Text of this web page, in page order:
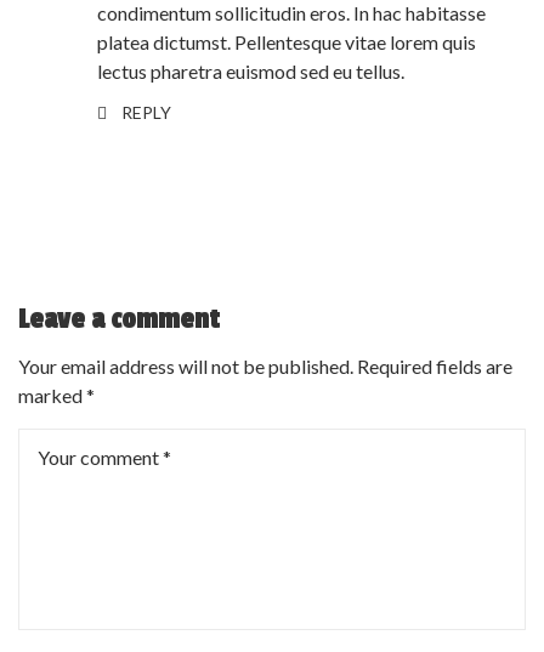
condimentum sollicitudin eros. In hac habitasse
platea dictumst. Pellentesque vitae lorem quis
lectus pharetra euismod sed eu tellus.
REPLY
Leave a comment
Your email address will not be published. Required fields are
marked*